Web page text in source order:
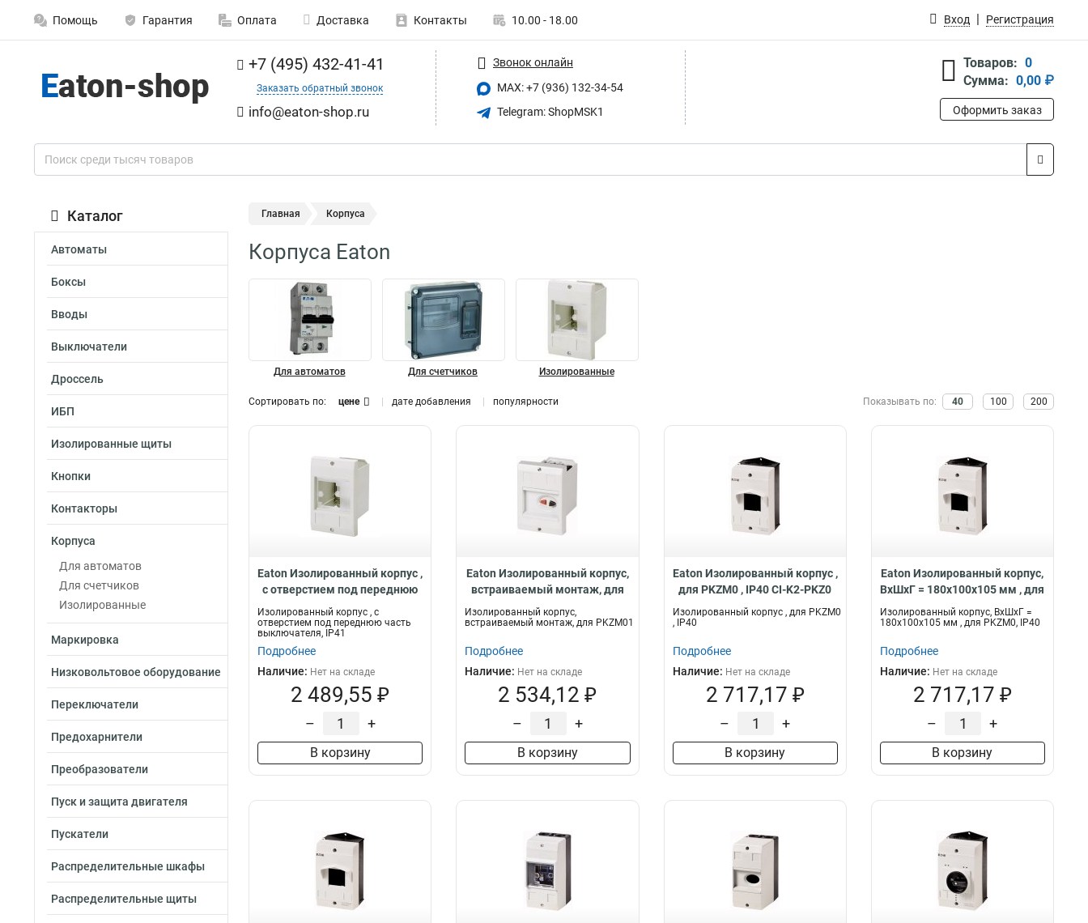
Помощь Гарантия Оплата Доставка Контакты 10.00 - 18.00 Вход Регистрация
+7 (495) 432-41-41
Заказать обратный звонок
info@eaton-shop.ru
Звонок онлайн
MAX: +7 (936) 132-34-54
Telegram: ShopMSK1
Товаров: 0
Сумма: 0,00 ₽
Оформить заказ
Каталог
Автоматы
Боксы
Вводы
Выключатели
Дроссель
ИБП
Изолированные щиты
Кнопки
Контакторы
Корпуса
Для автоматов
Для счетчиков
Изолированные
Маркировка
Низковольтовое оборудование
Переключатели
Предохарнители
Преобразователи
Пуск и защита двигателя
Пускатели
Распределительные шкафы
Распределительные щиты
Главная Корпуса
Корпуса Eaton
Для автоматов Для счетчиков Изолированные
Сортировать по: цене дате добавления популярности Показывать по: 40 100 200
Eaton Изолированный корпус ,
с отверстием под переднюю
часть выключателя, IP41 E-
PKZ0
Изолированный корпус , с
отверстием под переднюю часть
выключателя, IP41
Подробнее
Наличие: Нет на складе
2 489,55 ₽
– +
В корзину
Eaton Изолированный корпус,
встраиваемый монтаж, для
PKZM01 E-PKZ01
Изолированный корпус,
встраиваемый монтаж, для PKZM01
Подробнее
Наличие: Нет на складе
2 534,12 ₽
– +
В корзину
Eaton Изолированный корпус ,
для PKZM0 , IP40 CI-K2-PKZ0
Изолированный корпус , для PKZM0
, IP40
Подробнее
Наличие: Нет на складе
2 717,17 ₽
– +
В корзину
Eaton Изолированный корпус,
ВхШхГ = 180x100x105 мм , для
PKZM0, IP40 CI-K2H-PKZ0
Изолированный корпус, ВхШхГ =
180x100x105 мм , для PKZM0, IP40
Подробнее
Наличие: Нет на складе
2 717,17 ₽
– +
В корзину